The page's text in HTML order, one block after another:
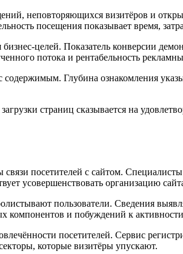
неповторяющихся визитёров и
посещения показывает время,
целей. Показатель конверсии
потока и рентабельность
Глубина ознакомления
страниц сказывается на
связи посетителей с сайтом.
усовершенствовать организацию
пользователи. Сведения
компонентов и побуждений к
посетителей. Сервис
которые визитёры упускают.